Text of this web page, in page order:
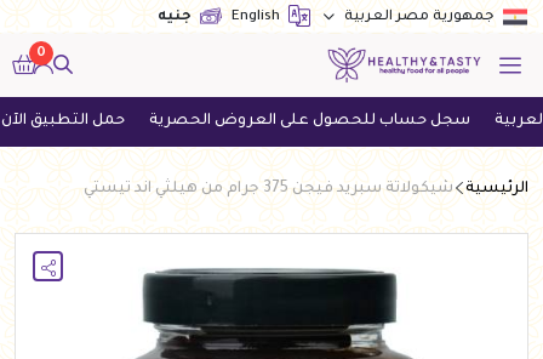
جمهورية مصر العربية English جنيه
0
سجل حساب للحصول على العروض الحصرية حمل التطبيق الآن
الرئيسية شيكولاتة سبريد فيجن 375 جرام من هيلثي اند تيستي